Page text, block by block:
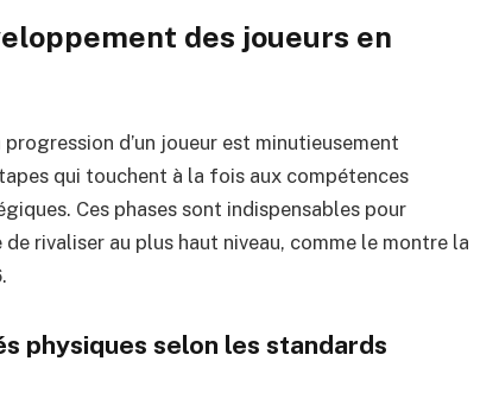
des joueurs en
d’un joueur est minutieusement
qui touchent à la fois aux compétences
Ces phases sont indispensables pour
rivaliser au plus haut niveau, comme le montre la
physiques selon les standards